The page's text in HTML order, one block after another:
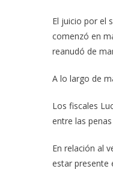
El juicio por el
comenzó en
reanudó de
A lo largo de
Los fiscales
entre las
En relación al
estar presente